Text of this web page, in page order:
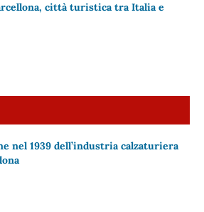
città turistica tra Italia e
nel 1939 dell’industria calzaturiera